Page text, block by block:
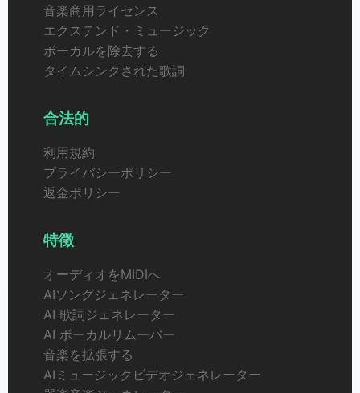
音楽商用ライセンス
エクステンド・ミュージック
ボーカルを除去する
タイムシンクされた歌詞
合法的
利用規約
プライバシーポリシー
返金ポリシー
特徴
オーディオをMIDIへ
AIソングジェネレーター
AI 歌詞ジェネレーター
AI ボーカルリムーバー
音楽を拡張する
AIミュージックビデオジェネレーター